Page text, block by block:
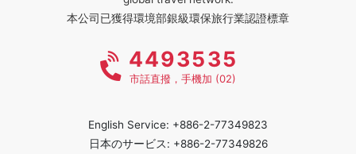
本公司已獲得環境部銀級環保旅行業認證標章
4493535
市話直撥，手機加 (02)
English Service: +886-2-77349823
日本のサービス: +886-2-77349826